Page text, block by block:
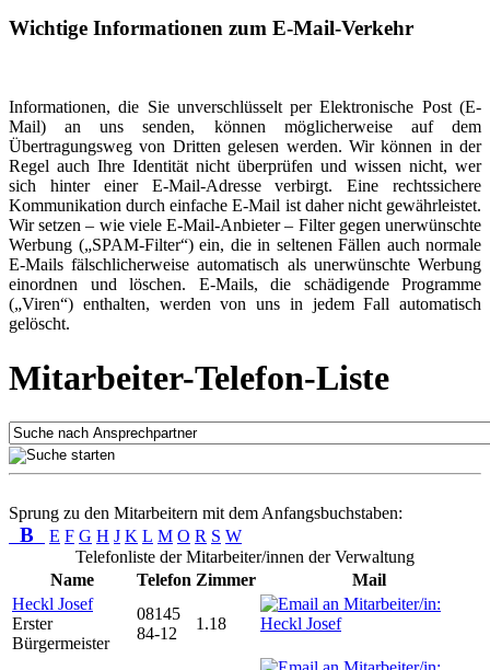
Wichtige Informationen zum E-Mail-Verkehr
Informationen, die Sie unverschlüsselt per Elektronische Post (E-
Mail) an uns senden, können möglicherweise auf dem
Übertragungsweg von Dritten gelesen werden. Wir können in der
Regel auch Ihre Identität nicht überprüfen und wissen nicht, wer
sich hinter einer E-Mail-Adresse verbirgt. Eine rechtssichere
Kommunikation durch einfache E-Mail ist daher nicht gewährleistet.
Wir setzen – wie viele E-Mail-Anbieter – Filter gegen unerwünschte
Werbung („SPAM-Filter“) ein, die in seltenen Fällen auch normale
E-Mails fälschlicherweise automatisch als unerwünschte Werbung
einordnen und löschen. E-Mails, die schädigende Programme
(„Viren“) enthalten, werden von uns in jedem Fall automatisch
gelöscht.
Mitarbeiter-Telefon-Liste
Sprung zu den Mitarbeitern mit dem Anfangsbuchstaben:
B E F G H J K L M O R S W
Telefonliste der Mitarbeiter/innen der Verwaltung
Name
Telefon Zimmer
Mail
Heckl Josef
Erster
Bürgermeister
08145
84-12
1.18